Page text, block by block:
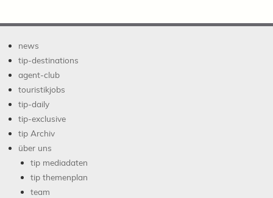
news
tip-destinations
agent-club
touristikjobs
tip-daily
tip-exclusive
tip Archiv
über uns
tip mediadaten
tip themenplan
team